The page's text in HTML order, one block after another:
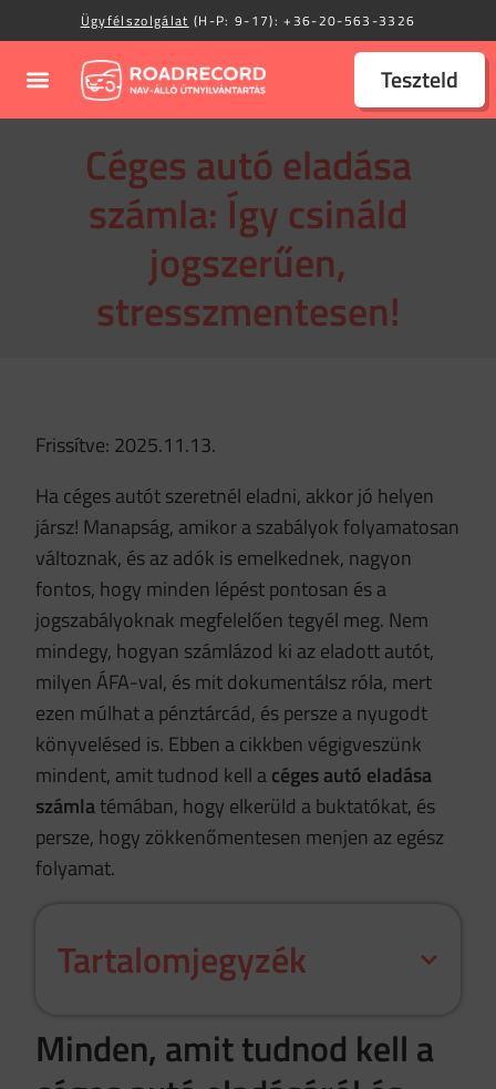
Ügyfélszolgálat (H-P: 9-17):+36-20-563-3326
Teszteld
Céges autó eladása
számla: Így csináld
jogszerűen,
stresszmentesen!
Frissítve: 2025.11.13.
Ha céges autót szeretnél eladni, akkor jó helyen
jársz! Manapság, amikor a szabályok folyamatosan
változnak, és az adók is emelkednek, nagyon
fontos, hogy minden lépést pontosan és a
jogszabályoknak megfelelően tegyél meg. Nem
mindegy, hogyan számlázod ki az eladott autót,
milyen ÁFA-val, és mit dokumentálsz róla, mert
ezen múlhat a pénztárcád, és persze a nyugodt
könyvelésed is. Ebben a cikkben végigveszünk
mindent, amit tudnod kell acéges autó eladása
számlatémában, hogy elkerüld a buktatókat, és
persze, hogy zökkenőmentesen menjen az egész
folyamat.
Tartalomjegyzék
Minden, amit tudnod kell a